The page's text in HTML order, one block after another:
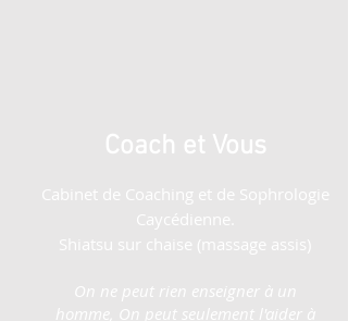
Coach et Vous
Cabinet de Coaching et de Sophrologie
Caycédienne.
Shiatsu sur chaise (massage assis)
On ne peut rien enseigner à un
homme,
On peut seulement l'aider à